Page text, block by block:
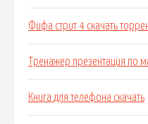
Фифа стрит 4 скачать
Тренажер презентация по
Книга для телефона скачать